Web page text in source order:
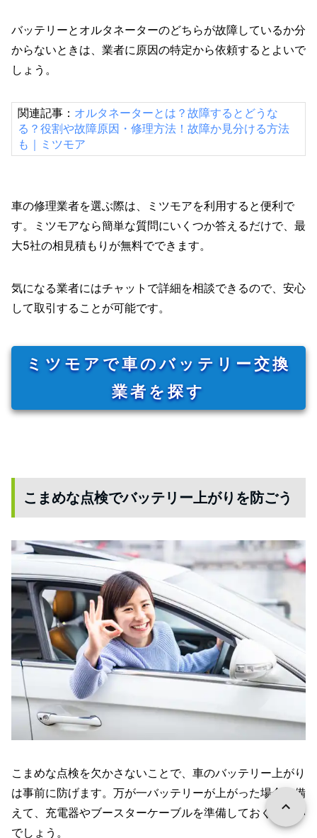
バッテリーとオルタネーターのどちらが故障しているか分
からないときは、業者に原因の特定から依頼するとよいで
しょう。
関連記事： オルタネーターとは？故障するとどうな
る？役割や故障原因・修理方法！故障か見分ける方法
も｜ミツモア
車の修理業者を選ぶ際は、ミツモアを利用すると便利で
す。ミツモアなら簡単な質問にいくつか答えるだけで、最
大5社の相見積もりが無料でできます。
気になる業者にはチャットで詳細を相談できるので、安心
して取引することが可能です。
ミツモアで車のバッテリー交換
業者を探す
こまめな点検でバッテリー上がりを防ごう
こまめな点検を欠かさないことで、車のバッテリー上がり
は事前に防げます。万が一バッテリーが上がった場合に備
えて、充電器やブースターケーブルを準備しておくといい
でしょう。